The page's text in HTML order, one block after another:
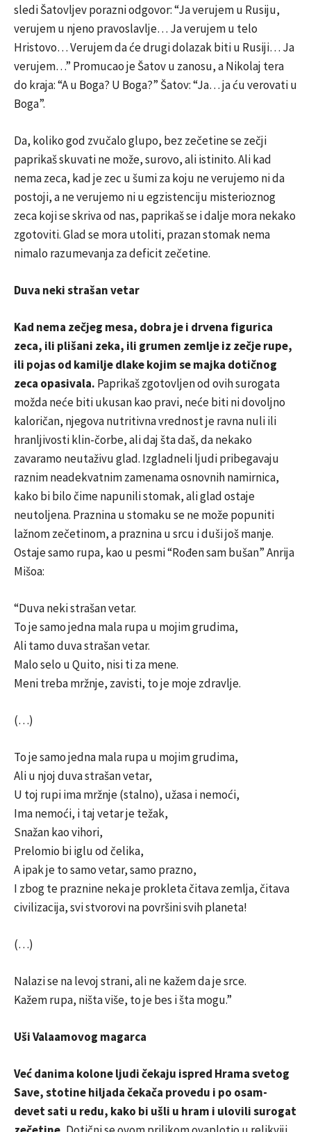
sledi Šatovljev porazni odgovor: “Ja verujem u Rusiju,
verujem u njeno pravoslavlje… Ja verujem u telo
Hristovo… Verujem da će drugi dolazak biti u Rusiji… Ja
verujem…” Promucao je Šatov u zanosu, a Nikolaj tera
do kraja: “A u Boga? U Boga?” Šatov: “Ja… ja ću verovati u
Boga”.
Da, koliko god zvučalo glupo, bez zečetine se zečji
paprikaš skuvati ne može, surovo, ali istinito. Ali kad
nema zeca, kad je zec u šumi za koju ne verujemo ni da
postoji, a ne verujemo ni u egzistenciju misterioznog
zeca koji se skriva od nas, paprikaš se i dalje mora nekako
zgotoviti. Glad se mora utoliti, prazan stomak nema
nimalo razumevanja za deficit zečetine.
Duva neki strašan vetar
Kad nema zečjeg mesa, dobra je i drvena figurica
zeca, ili plišani zeka, ili grumen zemlje iz zečje rupe,
ili pojas od kamilje dlake kojim se majka dotičnog
zeca opasivala. Paprikaš zgotovljen od ovih surogata
možda neće biti ukusan kao pravi, neće biti ni dovoljno
kaloričan, njegova nutritivna vrednost je ravna nuli ili
hranljivosti klin-čorbe, ali daj šta daš, da nekako
zavaramo neutaživu glad. Izgladneli ljudi pribegavaju
raznim neadekvatnim zamenama osnovnih namirnica,
kako bi bilo čime napunili stomak, ali glad ostaje
neutoljena. Praznina u stomaku se ne može popuniti
lažnom zečetinom, a praznina u srcu i duši još manje.
Ostaje samo rupa, kao u pesmi “Rođen sam bušan” Anrija
Mišoa:
“Duva neki strašan vetar.
To je samo jedna mala rupa u mojim grudima,
Ali tamo duva strašan vetar.
Malo selo u Quito, nisi ti za mene.
Meni treba mržnje, zavisti, to je moje zdravlje.
(…)
To je samo jedna mala rupa u mojim grudima,
Ali u njoj duva strašan vetar,
U toj rupi ima mržnje (stalno), užasa i nemoći,
Ima nemoći, i taj vetar je težak,
Snažan kao vihori,
Prelomio bi iglu od čelika,
A ipak je to samo vetar, samo prazno,
I zbog te praznine neka je prokleta čitava zemlja, čitava
civilizacija, svi stvorovi na površini svih planeta!
(…)
Nalazi se na levoj strani, ali ne kažem da je srce.
Kažem rupa, ništa više, to je bes i šta mogu.”
Uši Valaamovog magarca
Već danima kolone ljudi čekaju ispred Hrama svetog
Save, stotine hiljada čekača provedu i po osam-
devet sati u redu, kako bi ušli u hram i ulovili surogat